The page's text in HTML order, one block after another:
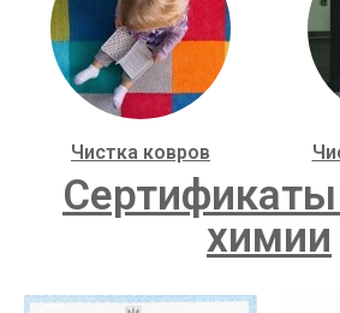
Чистка ковров
химии